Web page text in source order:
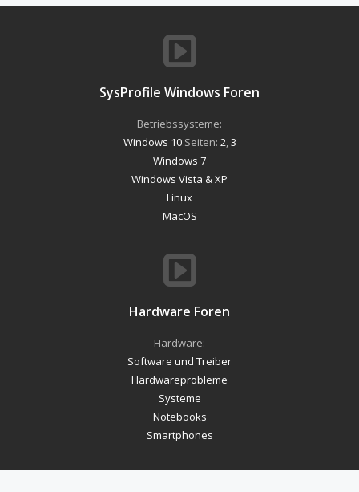
SysProfile Windows Foren
Betriebssysteme:
Windows 10Seiten: 2 3
Windows 7
Windows Vista & XP
Linux
MacOS
Hardware Foren
Hardware:
Software und Treiber
Hardwareprobleme
Systeme
Notebooks
Smartphones